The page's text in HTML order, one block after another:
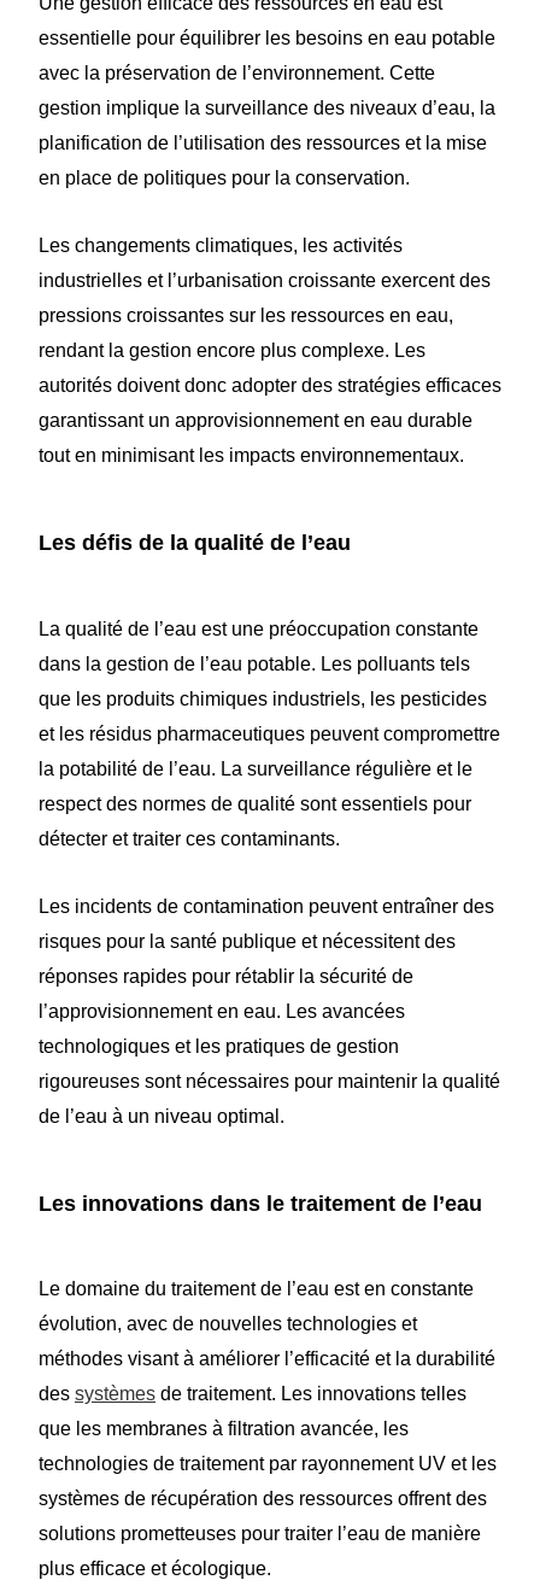
essentielle pour équilibrer les besoins en eau potable
avec la préservation de l’environnement. Cette
gestion implique la surveillance des niveaux d’eau, la
planification de l’utilisation des ressources et la mise
en place de politiques pour la conservation.
Les changements climatiques, les activités
industrielles et l’urbanisation croissante exercent des
pressions croissantes sur les ressources en eau,
rendant la gestion encore plus complexe. Les
autorités doivent donc adopter des stratégies efficaces
garantissant un approvisionnement en eau durable
tout en minimisant les impacts environnementaux.
Les défis de la qualité de l’eau
La qualité de l’eau est une préoccupation constante
dans la gestion de l’eau potable. Les polluants tels
que les produits chimiques industriels, les pesticides
et les résidus pharmaceutiques peuvent compromettre
la potabilité de l’eau. La surveillance régulière et le
respect des normes de qualité sont essentiels pour
détecter et traiter ces contaminants.
Les incidents de contamination peuvent entraîner des
risques pour la santé publique et nécessitent des
réponses rapides pour rétablir la sécurité de
l’approvisionnement en eau. Les avancées
technologiques et les pratiques de gestion
rigoureuses sont nécessaires pour maintenir la qualité
de l’eau à un niveau optimal.
Les innovations dans le traitement de l’eau
Le domaine du traitement de l’eau est en constante
évolution, avec de nouvelles technologies et
méthodes visant à améliorer l’efficacité et la durabilité
des systèmes de traitement. Les innovations telles
que les membranes à filtration avancée, les
technologies de traitement par rayonnement UV et les
systèmes de récupération des ressources offrent des
solutions prometteuses pour traiter l’eau de manière
plus efficace et écologique.